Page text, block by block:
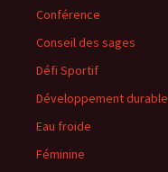
Conférence
Conseil des sages
Défi Sportif
Développement durable
Eau froide
Féminine